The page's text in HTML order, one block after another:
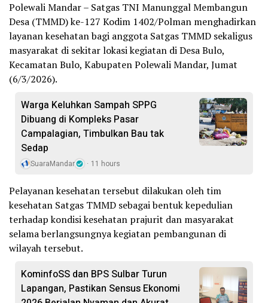
Polewali Mandar – Satgas TNI Manunggal Membangun
Desa (TMMD) ke-127 Kodim 1402/Polman menghadirkan
layanan kesehatan bagi anggota Satgas TMMD sekaligus
masyarakat di sekitar lokasi kegiatan di Desa Bulo,
Kecamatan Bulo, Kabupaten Polewali Mandar, Jumat
(6/3/2026).
Warga Keluhkan Sampah SPPG
Dibuang di Kompleks Pasar
Campalagian, Timbulkan Bau tak
Sedap
SuaraMandar 11 hours
Pelayanan kesehatan tersebut dilakukan oleh tim
kesehatan Satgas TMMD sebagai bentuk kepedulian
terhadap kondisi kesehatan prajurit dan masyarakat
selama berlangsungnya kegiatan pembangunan di
wilayah tersebut.
KominfoSS dan BPS Sulbar Turun
Lapangan, Pastikan Sensus Ekonomi